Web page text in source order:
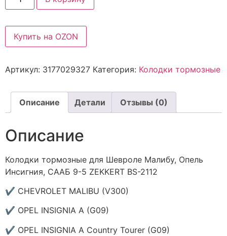
Купить на OZON
Артикул: 3177029327 Категория: Колодки тормозные
Описание Детали Отзывы (0)
Описание
Колодки тормозные для Шевроле Малибу, Опель
Инсигния, СААБ 9-5 ZEKKERT BS-2112
✔ CHEVROLET MALIBU (V300)
✔ OPEL INSIGNIA A (G09)
✔ OPEL INSIGNIA A Country Tourer (G09)